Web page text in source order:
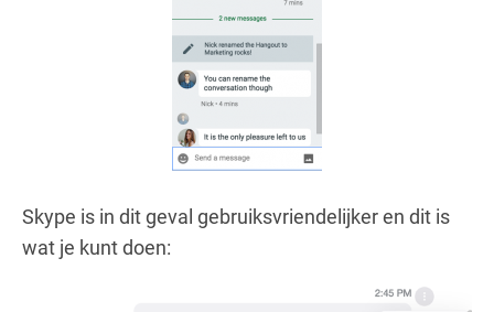
Skype is in dit geval gebruiksvriendelijker en dit is
wat je kunt doen: